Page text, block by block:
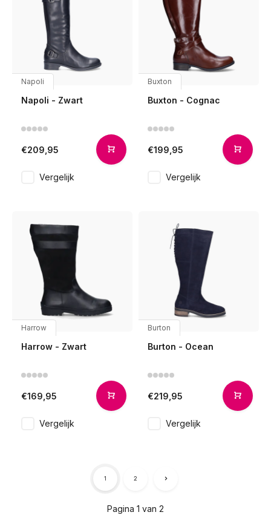
Napoli
Napoli - Zwart
€209,95
Vergelijk
Buxton
Buxton - Cognac
€199,95
Vergelijk
Harrow
Harrow - Zwart
€169,95
Vergelijk
Burton
Burton - Ocean
€219,95
Vergelijk
Pagina 1 van 2
1 2